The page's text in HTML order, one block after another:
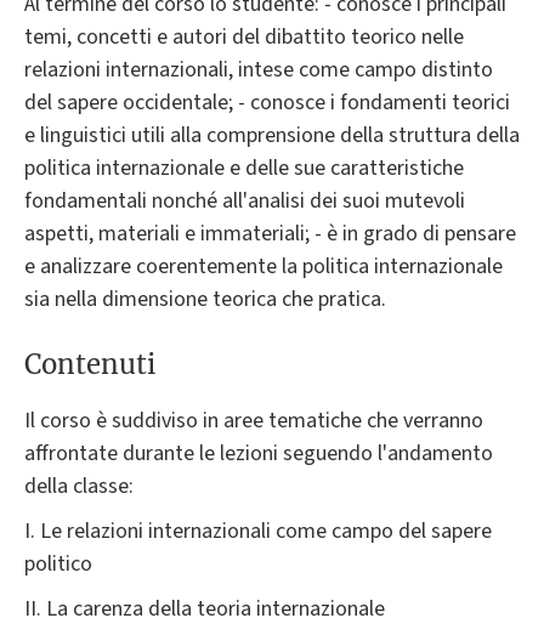
temi, concetti e autori del dibattito teorico nelle
relazioni internazionali, intese come campo distinto
del sapere occidentale; - conosce i fondamenti teorici
e linguistici utili alla comprensione della struttura della
politica internazionale e delle sue caratteristiche
fondamentali nonché all'analisi dei suoi mutevoli
aspetti, materiali e immateriali; - è in grado di pensare
e analizzare coerentemente la politica internazionale
sia nella dimensione teorica che pratica.
Contenuti
Il corso è suddiviso in aree tematiche che verranno
affrontate durante le lezioni seguendo l'andamento
della classe:
I. Le relazioni internazionali come campo del sapere
politico
II. La carenza della teoria internazionale